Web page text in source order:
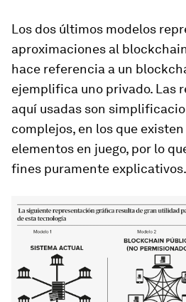
Los dos últimos modelos
aproximaciones al blockchain
hace referencia a un
ejemplifica uno privado. Las
aquí usadas son
complejos, en los que
elementos en juego, por lo
fines puramente explicativos.